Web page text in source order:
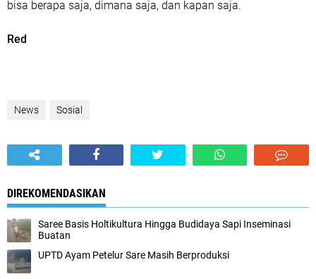
bisa berapa saja, dimana saja, dan kapan saja.
Red
News Sosial
DIREKOMENDASIKAN
Saree Basis Holtikultura Hingga Budidaya Sapi Inseminasi
Buatan
UPTD Ayam Petelur Sare Masih Berproduksi